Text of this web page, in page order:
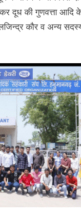
दूध की गुणवत्ता आदि
कौर व अन्य